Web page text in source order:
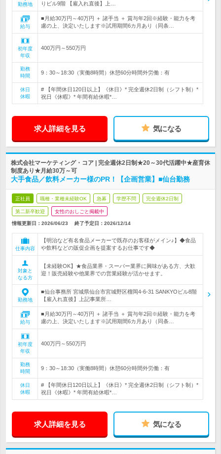
勤務地
りビル9階 【雇入れ直後】上…
給与
■月給30万円～40万円 ＋ 諸手当 ＋ 賞与年2回※経験・能力を考
慮の上、決定いたします※試用期間6カ月あり（同条…
初年度
年収
400万円～550万円
勤務
時間
9：30～18:30（実働8時間）休憩60分時間外労働：有
休日
休暇
# 【年間休日120日以上】《休日》* 完全週休2日制（シフト制）*
祝日《休暇》* 年間有給休暇*…
求人詳細を見る 気になる
株式会社マーケティング・コア | 完全週休2日制★20～30代活躍中★産育休
制度あり★月給30万～可
大手食品／飲料メーカー様のPR！【企画営業】■仙台勤務
正社員 職種・業種未経験OK 急募 学歴不問 完全週休2日制
第二新卒歓迎 女性のおしごと掲載中
情報更新日：2026/06/23 終了予定日： 2026/12/14
仕事内容
【明治など有名食品メーカーで既存のお客様がメイン♪】◆食品
や飲料などの販促企画を提案するお仕事です◆
対象と
なる方
【未経験OK】★食品業界・スーパー業界に興味がある方、大歓
迎！販売経験や他業界での営業経験が活かせます。
勤務地
■仙台事務所 宮城県仙台市宮城野区榴岡4-6-31 SANKYOビル8階
【雇入れ直後】上記事業所…
給与
■月給30万円～40万円 ＋ 諸手当 ＋ 賞与年2回※経験・能力を考
慮の上、決定いたします※試用期間6カ月あり（同条…
初年度
年収
400万円～550万円
勤務
時間
9：30～18:30（実働8時間）休憩60分時間外労働：有
休日
休暇
# 【年間休日120日以上】《休日》* 完全週休2日制（シフト制）*
祝日《休暇》* 年間有給休暇*…
求人詳細を見る 気になる